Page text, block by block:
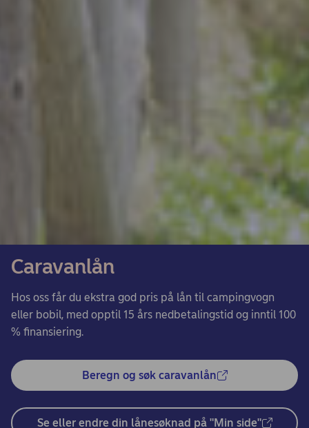
Caravanlån
Hos oss får du ekstra god pris på lån til campingvogn
eller bobil, med opptil 15 års nedbetalingstid og inntil 100
% finansiering.
Beregn og søk caravanlån
Se eller endre din lånesøknad på "Min side"